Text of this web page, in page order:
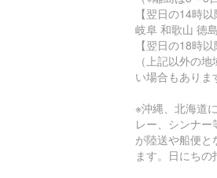
【翌日の14時
岐阜 和歌山 徳島
【翌日の18時
（上記以外の
い場合もありま
※沖縄、北海道
レー、シンナ
が陸送や船便と
ます。日にちの